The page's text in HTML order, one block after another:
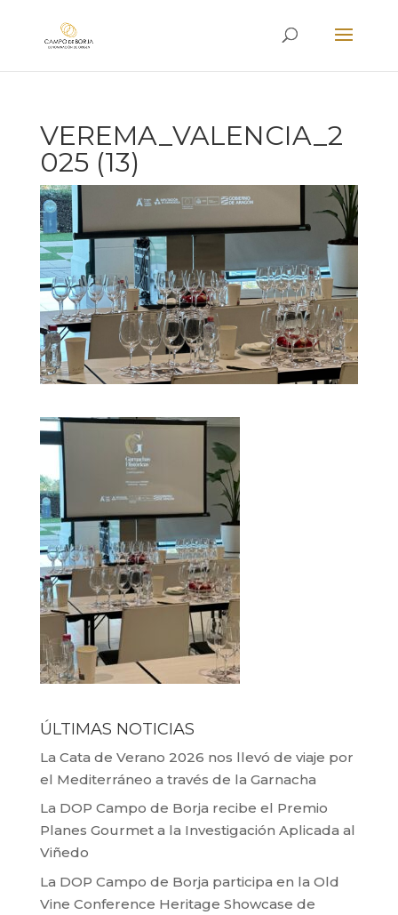
VEREMA_VALENCIA_2
025 (13)
ÚLTIMAS NOTICIAS
La Cata de Verano 2026 nos llevó de viaje por
el Mediterráneo a través de la Garnacha
La DOP Campo de Borja recibe el Premio
Planes Gourmet a la Investigación Aplicada al
Viñedo
La DOP Campo de Borja participa en la Old
Vine Conference Heritage Showcase de